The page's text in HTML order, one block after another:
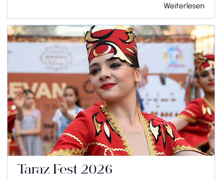
Weiterlesen
Taraz Fest 2026